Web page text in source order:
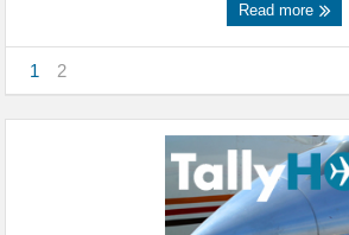
Read more
1 2